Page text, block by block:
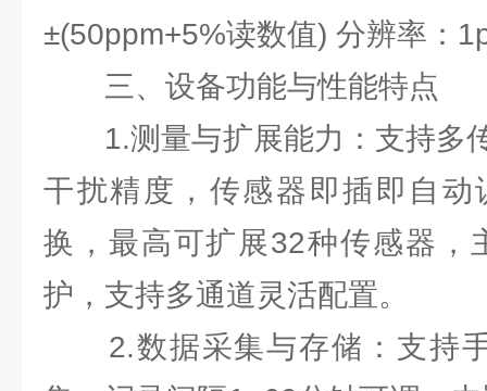
±(50ppm+5%读数值) 分辨率：
三、设备功能与性能特点
1.测量与扩展能力：支持多
干扰精度，传感器即插即自动
换，最高可扩展32种传感器，
护，支持多通道灵活配置。
2.数据采集与存储：支持手